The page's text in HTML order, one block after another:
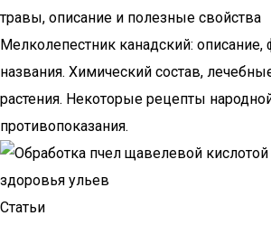
травы, описание и полезные свойства
Мелколепестник канадский:
названия. Химический состав,
растения. Некоторые рецепты
противопоказания.
Статьи